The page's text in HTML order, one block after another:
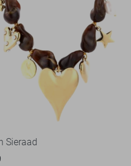
Sieraad